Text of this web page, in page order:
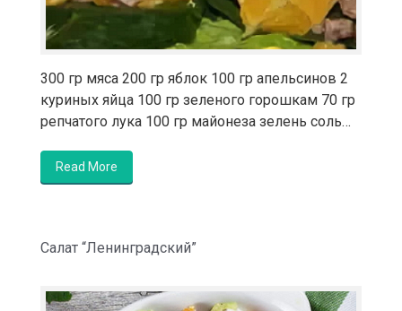
300 гр мяса 200 гр яблок 100 гр апельсинов 2
куриных яйца 100 гр зеленого горошкам 70 гр
репчатого лука 100 гр майонеза зелень соль…
Read More
Салат “Ленинградский”